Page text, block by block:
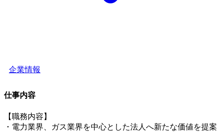
企業情報
仕事内容
【職務内容】
・電力業界、ガス業界を中心とした法人へ新たな価値を提案